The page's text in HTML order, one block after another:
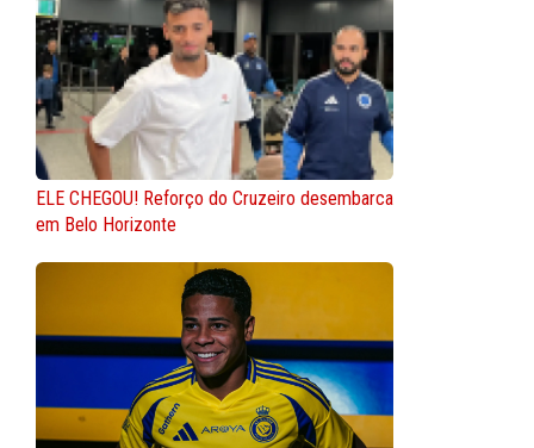
ELE CHEGOU! Reforço do Cruzeiro desembarca
em Belo Horizonte